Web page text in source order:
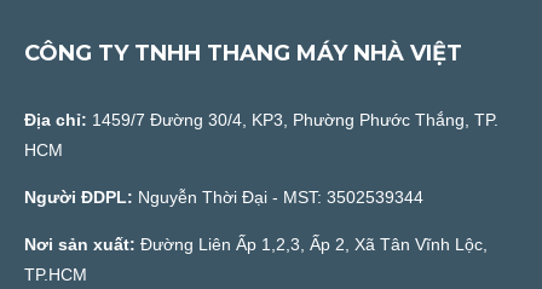
CÔNG TY TNHH THANG MÁY NHÀ VIỆT
Địa chỉ: 1459/7 Đường 30/4, KP3, Phường Phước Thắng, TP.
HCM
Người ĐDPL: Nguyễn Thời Đại - MST: 3502539344
Nơi sản xuất: Đường Liên Ấp 1,2,3, Ấp 2, Xã Tân Vĩnh Lộc,
TP.HCM